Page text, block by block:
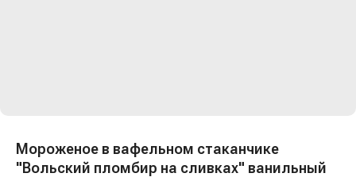
Мороженое в вафельном стаканчике
"Вольский пломбир на сливках" ванильный